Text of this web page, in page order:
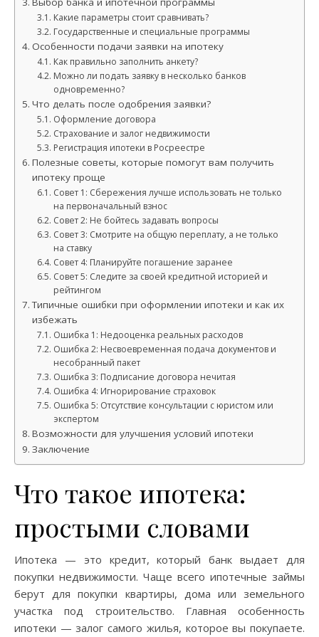
Какие параметры стоит сравнивать?
Государственные и специальные программы
Особенности подачи заявки на ипотеку
Как правильно заполнить анкету?
Можно ли подать заявку в несколько банков
одновременно?
Что делать после одобрения заявки?
Оформление договора
Страхование и залог недвижимости
Регистрация ипотеки в Росреестре
Полезные советы, которые помогут вам получить
ипотеку проще
Совет 1: Сбережения лучше использовать не только
на первоначальный взнос
Совет 2: Не бойтесь задавать вопросы
Совет 3: Смотрите на общую переплату, а не только
на ставку
Совет 4: Планируйте погашение заранее
Совет 5: Следите за своей кредитной историей и
рейтингом
Типичные ошибки при оформлении ипотеки и как их
избежать
Ошибка 1: Недооценка реальных расходов
Ошибка 2: Несвоевременная подача документов и
несобранный пакет
Ошибка 3: Подписание договора нечитая
Ошибка 4: Игнорирование страховок
Ошибка 5: Отсутствие консультации с юристом или
экспертом
Возможности для улучшения условий ипотеки
Заключение
Что такое ипотека:
простыми словами
Ипотека — это кредит, который банк выдает для
покупки недвижимости. Чаще всего ипотечные займы
берут для покупки квартиры, дома или земельного
участка под строительство. Главная особенность
ипотеки — залог самого жилья, которое вы покупаете.